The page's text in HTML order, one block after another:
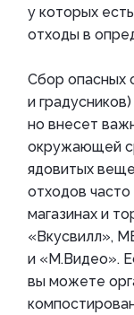
у которых
отходы в
Сбор опасных
и
но внесет
окружающей
ядовитых
отходов
магазинах и
«Вкусвилл»,
и «М.Видео».
вы можете